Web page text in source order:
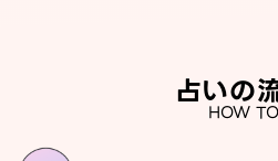
占いの
HOW TO